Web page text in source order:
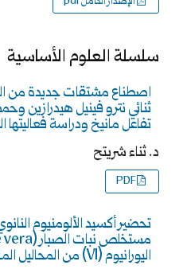
سلسلة العلوم الأساسية
ثنائي نترو فينيل هيدرازين
تفاعل مانيخ ودراسة فعاليتها
د. ثناء شريتح
PDF
تحضير أكسيد الألومنيوم
اليورانيوم (VI) من المحاليل المائية